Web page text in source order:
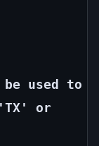
be used to
or